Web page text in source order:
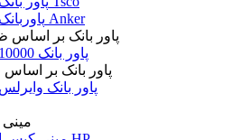
پاوربانک Anker
پاور بانک بر اساس
پاور بانک 10000
پاور بانک بر اساس
پاور بانک وایرلس